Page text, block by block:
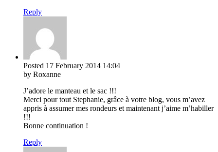
Reply
Posted 17 February 2014 14:04
by Roxanne
J’adore le manteau et le sac !!!
Merci pour tout Stephanie, grâce à votre blog, vous m’avez
appris à assumer mes rondeurs et maintenant j’aime m’habiller
!!!
Bonne continuation !
Reply